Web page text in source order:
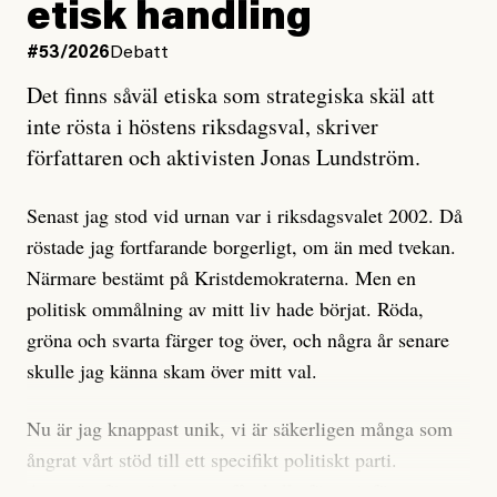
oro inom rörelsen.
Artikeln undersöker inte, som ETC påstår, ”vad som
är sant, vad som är rykten”, utan den bidrar bara till
ännu mer ryktesspridning. Det finns inte ett enda bevis
misstänkta personen är en infiltratör. Det som läsaren
får veta är att personen har ändrat sina politiska åsikter
under åren, att den har raderat tidigare innehåll på sina
sociala medier, att artikelns författare inte förstår sig
på personens ekonomi och att det tydligen finns
anonyma röster inom rörelsen som säger saker som
anses vara anledningar att titta närmare på personen,
men ingenting av detta är tillräckligt för att hänga ut
etisk handling
#53/2026 Debatt
Det finns såväl etiska som strategiska skäl att
inte rösta i höstens riksdagsval, skriver
författaren och aktivisten Jonas Lundström.
Senast jag stod vid urnan var i riksdagsvalet 2002. Då
röstade jag fortfarande borgerligt, om än med tvekan.
Närmare bestämt på Kristdemokraterna. Men en
politisk ommålning av mitt liv hade börjat. Röda,
gröna och svarta färger tog över, och några år senare
skulle jag känna skam över mitt val.
Nu är jag knappast unik, vi är säkerligen många som
ångrat vårt stöd till ett specifikt politiskt parti.